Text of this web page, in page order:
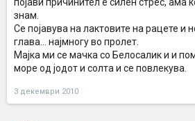
знам.
Се појавува на лактовите на рацете и
глава... најмногу во пролет.
Мајка ми се мачка со Белосалик и и
море од јодот и солта и се повлекува.
3 декември 2010